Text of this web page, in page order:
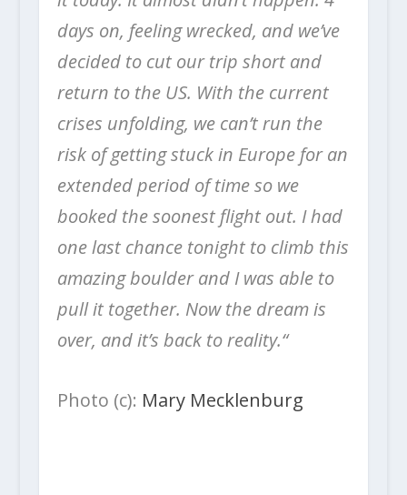
days on, feeling wrecked, and we’ve
decided to cut our trip short and
return to the US. With the current
crises unfolding, we can’t run the
risk of getting stuck in Europe for an
extended period of time so we
booked the soonest flight out. I had
one last chance tonight to climb this
amazing boulder and I was able to
pull it together. Now the dream is
over, and it’s back to reality.“
Photo (c): Mary Mecklenburg